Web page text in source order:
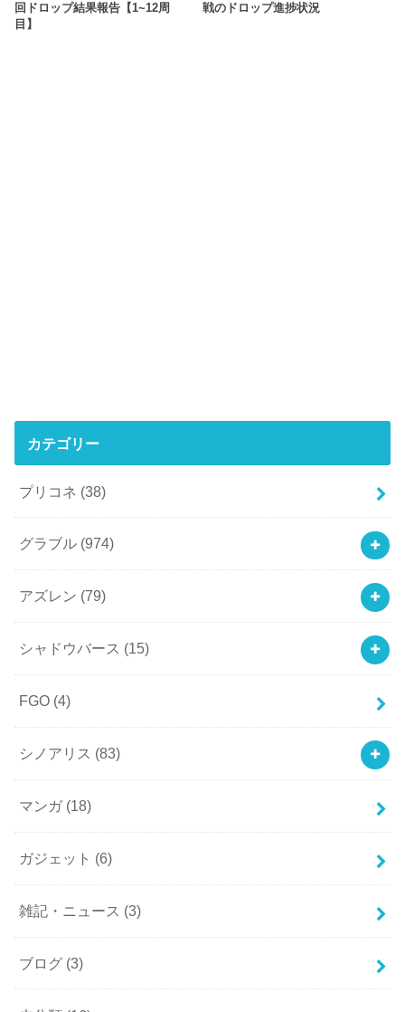
回ドロップ結果報告【1~12周
目】
戦のドロップ進捗状況
カテゴリー
プリコネ (38)
グラブル (974)
アズレン (79)
シャドウバース (15)
FGO (4)
シノアリス (83)
マンガ (18)
ガジェット (6)
雑記・ニュース (3)
ブログ (3)